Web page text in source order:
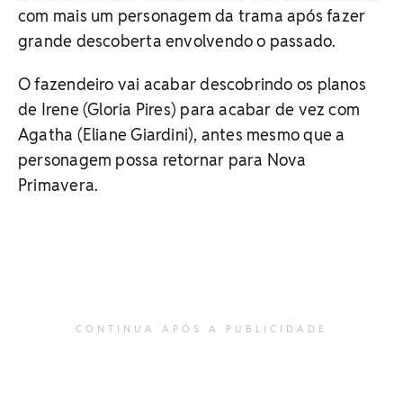
com mais um personagem da trama após fazer
grande descoberta envolvendo o passado.
O fazendeiro vai acabar descobrindo os planos
de Irene (Gloria Pires) para acabar de vez com
Agatha (Eliane Giardini), antes mesmo que a
personagem possa retornar para Nova
Primavera.
CONTINUA APÓS A PUBLICIDADE